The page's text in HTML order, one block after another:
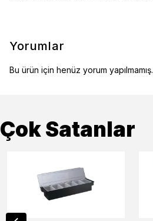
Yorumlar
Bu ürün için henüz yorum yapılmamış.
Çok Satanlar